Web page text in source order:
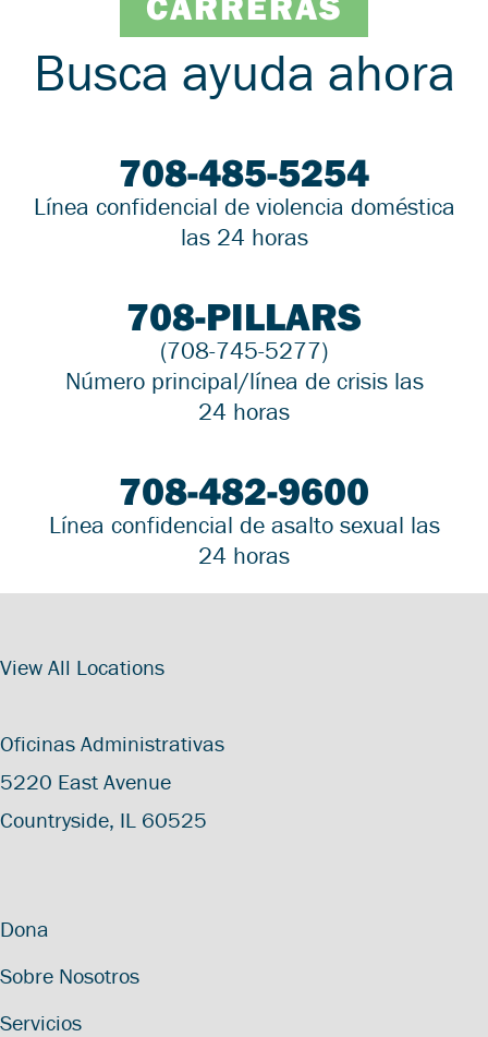
Busca ayuda ahora
708-485-5254
Línea confidencial de violencia doméstica
las 24 horas
708-PILLARS
(708-745-5277)
Número principal/línea de crisis las
24 horas
708-482-9600
Línea confidencial de asalto sexual las
24 horas
View All Locations
Oficinas Administrativas
5220 East Avenue
Countryside, IL 60525
Dona
Sobre Nosotros
Servicios